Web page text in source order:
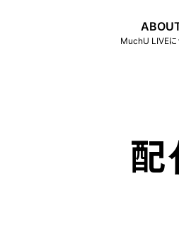
MuchU LIVE
配